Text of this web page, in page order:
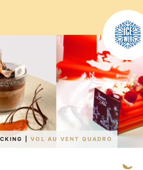
|VOL AU VENT QUADRO